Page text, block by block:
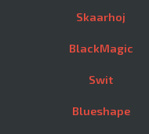
Skaarhoj
BlackMagic
Swit
Blueshape